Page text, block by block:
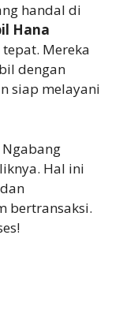
handal di
Hana
Mereka
dengan
siap melayani
Hal ini
bertransaksi.